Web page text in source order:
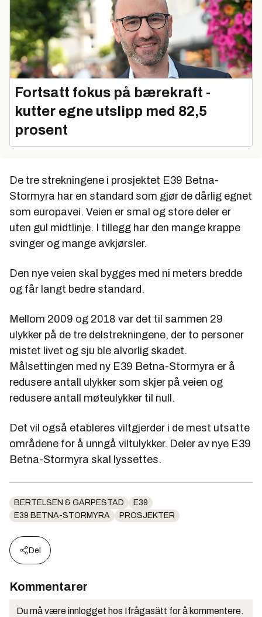
Fortsatt fokus på bærekraft -
kutter egne utslipp med 82,5
prosent
De tre strekningene i prosjektet E39 Betna-
Stormyra har en standard som gjør de dårlig egnet
som europavei. Veien er smal og store deler er
uten gul midtlinje. I tillegg har den mange krappe
svinger og mange avkjørsler.
Den nye veien skal bygges med ni meters bredde
og får langt bedre standard.
Mellom 2009 og 2018 var det til sammen 29
ulykker på de tre delstrekningene, der to personer
mistet livet og sju ble alvorlig skadet.
Målsettingen med ny E39 Betna-Stormyra er å
redusere antall ulykker som skjer på veien og
redusere antall møteulykker til null.
Det vil også etableres viltgjerder i de mest utsatte
områdene for å unngå viltulykker. Deler av nye E39
Betna-Stormyra skal lyssettes.
BERTELSEN & GARPESTAD
E39
E39 BETNA-STORMYRA
PROSJEKTER
Del
Kommentarer
Du må være innlogget hos Ifrågasätt for å kommentere.